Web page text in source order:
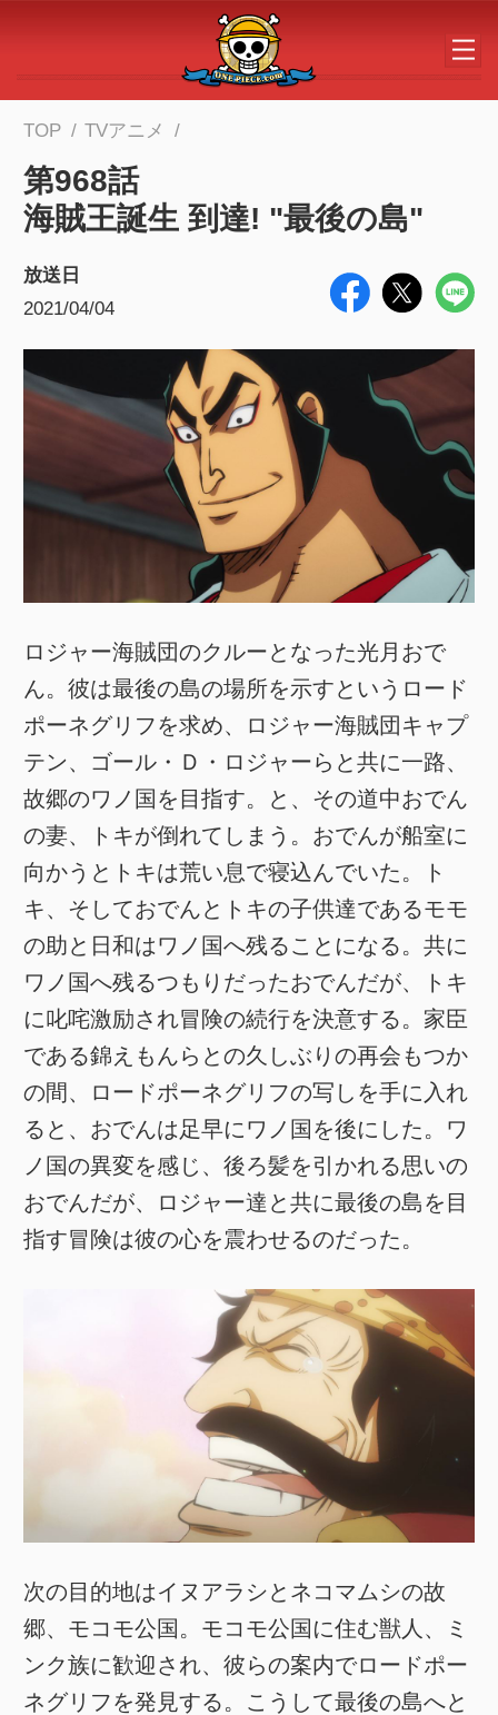
メインコンテンツへスキップする
TOP TVアニメ
第968話
海賊王誕生 到達! "最後の島"
放送日
2021/04/04
ロジャー海賊団のクルーとなった光月おで
ん。彼は最後の島の場所を示すというロード
ポーネグリフを求め、ロジャー海賊団キャプ
テン、ゴール・Ｄ・ロジャーらと共に一路、
故郷のワノ国を目指す。と、その道中おでん
の妻、トキが倒れてしまう。おでんが船室に
向かうとトキは荒い息で寝込んでいた。ト
キ、そしておでんとトキの子供達であるモモ
の助と日和はワノ国へ残ることになる。共に
ワノ国へ残るつもりだったおでんだが、トキ
に叱咤激励され冒険の続行を決意する。家臣
である錦えもんらとの久しぶりの再会もつか
の間、ロードポーネグリフの写しを手に入れ
ると、おでんは足早にワノ国を後にした。ワ
ノ国の異変を感じ、後ろ髪を引かれる思いの
おでんだが、ロジャー達と共に最後の島を目
指す冒険は彼の心を震わせるのだった。
次の目的地はイヌアラシとネコマムシの故
郷、モコモ公国。モコモ公国に住む獣人、ミ
ンク族に歓迎され、彼らの案内でロードポー
ネグリフを発見する。こうして最後の島へと